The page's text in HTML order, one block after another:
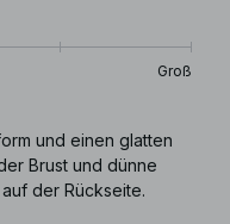
Groß
und einen glatten
Brust und dünne
der Rückseite.
Reißverschluss.